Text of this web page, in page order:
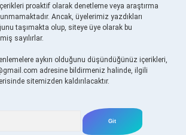
proaktif olarak denetleme veya araştırma
Ancak, üyelerimiz yazdıkları
taşımakta olup, siteye üye olarak bu
sayılırlar.
aykırı olduğunu düşündüğünüz içerikleri,
adresine bildirmeniz halinde, ilgili
sitemizden kaldırılacaktır.